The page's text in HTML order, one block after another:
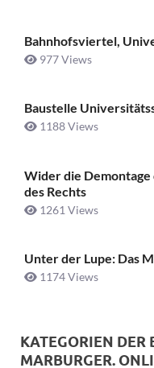
Bahnhofsviertel,
977 Views
Baustelle
1188 Views
Wider die
des Rechts
1261 Views
Unter der Lupe: Das
1174 Views
KATEGORIEN DER
MARBURGER.